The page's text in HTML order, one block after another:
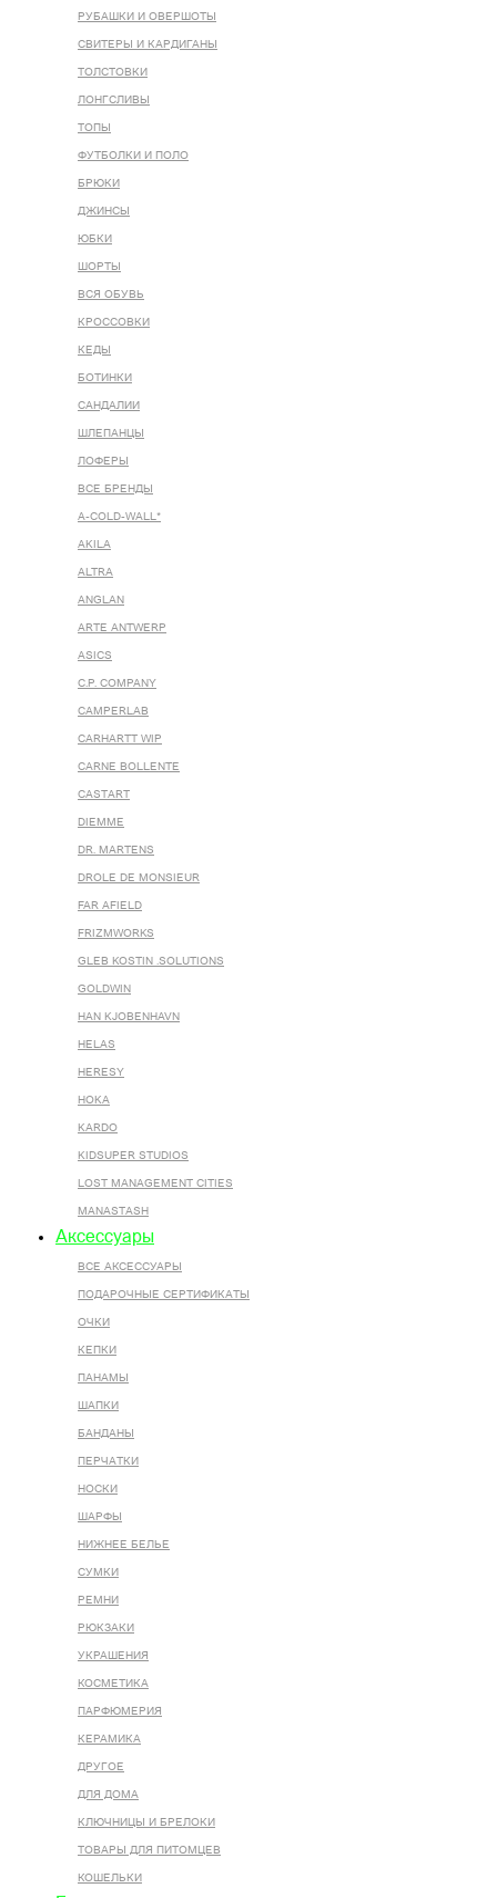
РУБАШКИ И ОВЕРШОТЫ
СВИТЕРЫ И КАРДИГАНЫ
ТОЛСТОВКИ
ЛОНГСЛИВЫ
ТОПЫ
ФУТБОЛКИ И ПОЛО
БРЮКИ
ДЖИНСЫ
ЮБКИ
ШОРТЫ
ВСЯ ОБУВЬ
КРОССОВКИ
КЕДЫ
БОТИНКИ
САНДАЛИИ
ШЛЕПАНЦЫ
ЛОФЕРЫ
ВСЕ БРЕНДЫ
A-COLD-WALL*
AKILA
ALTRA
ANGLAN
ARTE ANTWERP
ASICS
C.P. COMPANY
CAMPERLAB
CARHARTT WIP
CARNE BOLLENTE
CASTART
DIEMME
DR. MARTENS
DROLE DE MONSIEUR
FAR AFIELD
FRIZMWORKS
GLEB KOSTIN .SOLUTIONS
GOLDWIN
HAN KJOBENHAVN
HELAS
HERESY
HOKA
KARDO
KIDSUPER STUDIOS
LOST MANAGEMENT CITIES
MANASTASH
Аксессуары
ВСЕ AКСЕССУАРЫ
ПОДАРОЧНЫЕ СЕРТИФИКАТЫ
ОЧКИ
КЕПКИ
ПАНАМЫ
ШАПКИ
БАНДАНЫ
ПЕРЧАТКИ
НОСКИ
ШАРФЫ
НИЖНЕЕ БЕЛЬЕ
СУМКИ
РЕМНИ
РЮКЗАКИ
УКРАШЕНИЯ
КОСМЕТИКА
ПАРФЮМЕРИЯ
КЕРАМИКА
ДРУГОЕ
ДЛЯ ДОМА
КЛЮЧНИЦЫ И БРЕЛОКИ
ТОВАРЫ ДЛЯ ПИТОМЦЕВ
КОШЕЛЬКИ